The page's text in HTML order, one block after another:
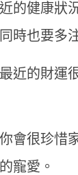
的健康狀
時也要多
近的財運
會很珍惜
寵愛。